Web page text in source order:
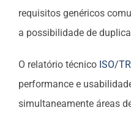
requisitos genéricos
a possibilidade de
O relatório técnico ISO/
performance e
simultaneamente áreas